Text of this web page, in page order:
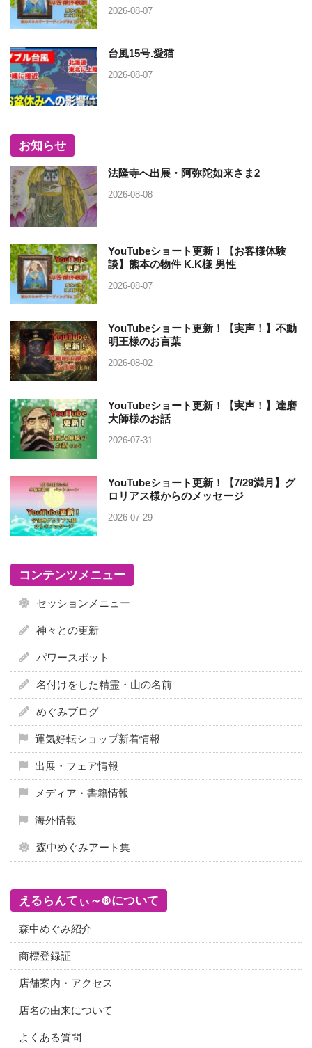
2026-08-07
台風15号.愛猫
2026-08-07
お知らせ
法隆寺へ出展・阿弥陀如来さま2
2026-08-08
YouTubeショート更新！【お客様体験
談】熊本の物件 K.K様 男性
2026-08-07
YouTubeショート更新！【実声！】不動
明王様のお言葉
2026-08-02
YouTubeショート更新！【実声！】達磨
大師様のお話
2026-07-31
YouTubeショート更新！【7/29満月】グ
ロリアス様からのメッセージ
2026-07-29
コンテンツメニュー
セッションメニュー
神々との更新
パワースポット
名付けをした精霊・山の名前
めぐみブログ
運気好転ショップ新着情報
出展・フェア情報
メディア・書籍情報
海外情報
森中めぐみアート集
えるらんてぃ～®について
森中めぐみ紹介
商標登録証
店舗案内・アクセス
店名の由来について
よくある質問